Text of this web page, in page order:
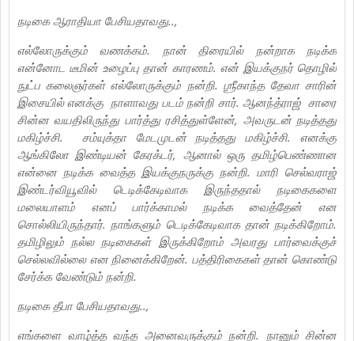
நடிகை ஆராதியா பேசியதாவது..,
எல்லோருக்கும் வணக்கம். நான் திரையில் நன்றாக நடிக்க
என்னோட டீமின் உழைப்பு தான் காரணம். என் இயக்குநர் தொழில்
நுட்ப கலைஞர்கள் எல்லோருக்கும் நன்றி. ஶ்ரீகாந்த தேவா சாரின்
இசையில் எனக்கு நாளாவது படம் நன்றி சார். ஆனந்த்ராஜ் சாரை
சின்ன வயதிலிருந்து பார்த்து ரசித்துள்ளேன், அவருடன் நடித்தது
மகிழ்ச்சி. சம்யுக்தா மேடமுடன் நடித்தது மகிழ்ச்சி. எனக்கு
ஆங்கிலோ இண்டியன் கேரக்டர், ஆனால் ஒரு தமிழ்பெண்ணான
என்னை நடிக்க வைத்த இயக்குநருக்கு நன்றி. மாரி செல்வராஜ்
இண்டர்வியூவில் டெடிக்கேடிவாக இருந்ததால் நடிகைகளை
மலையாளம் எனப் பார்க்காமல் நடிக்க வைத்தேன் என
சொல்லியிருந்தார். நாங்களும் டெடிக்கேடிவாக தான் நடிக்கிறோம்.
தமிழிலும் நல்ல நடிகைகள் இருக்கிறோம் அவரது பார்வைக்குச்
செல்லவில்லை என நினைக்கிறேன். பத்திரிகைகள் தான் கொண்டு
சேர்க்க வேண்டும் நன்றி.
நடிகை தீபா பேசியதாவது..,
எங்களை வாழ்த்த வந்த அனைவருக்கும் நன்றி. நானும் சின்ன